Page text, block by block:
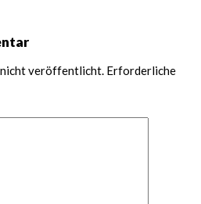
veröffentlicht. Erforderliche